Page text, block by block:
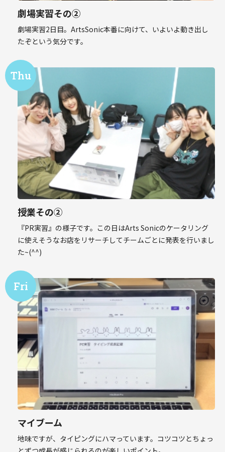
劇場実習その②
劇場実習2日目。ArtsSonic本番に向けて、いよいよ動き出し
たぞという気分です。
授業その②
『PR実習』の様子です。この日はArts Sonicのケータリング
に使えそうなお店をリサーチしてチームごとに発表を行いまし
た~(^^)
マイブーム
地味ですが、タイピングにハマっています。コツコツとちょっ